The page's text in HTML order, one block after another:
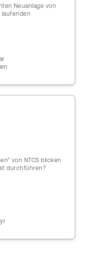
Neuanlage von
laufenden
von NTCS blicken
durchführen?